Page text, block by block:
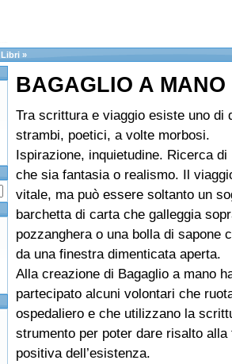
Libri »
BAGAGLIO A
Tra scrittura e viaggio esiste uno di
strambi, poetici, a volte morbosi.
Ispirazione, inquietudine. Ricerca di
che sia fantasia o realismo. Il
vitale, ma può essere soltanto un
barchetta di carta che galleggia
pozzanghera o una bolla di sapone
da una finestra dimenticata aperta.
Alla creazione di Bagaglio a mano
partecipato alcuni volontari che
ospedaliero e che utilizzano la
strumento per poter dare risalto
positiva dell’esistenza.